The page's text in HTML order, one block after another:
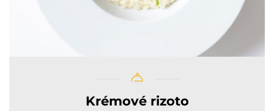
Krémové rizoto